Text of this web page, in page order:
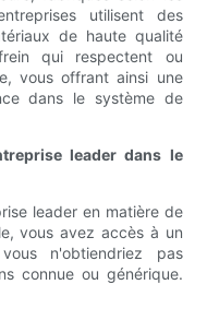
utilisent des
de haute qualité
qui respectent ou
vous offrant ainsi une
dans le système de
leader dans le
leader en matière de
vous avez accès à un
n'obtiendriez pas
connue ou générique.